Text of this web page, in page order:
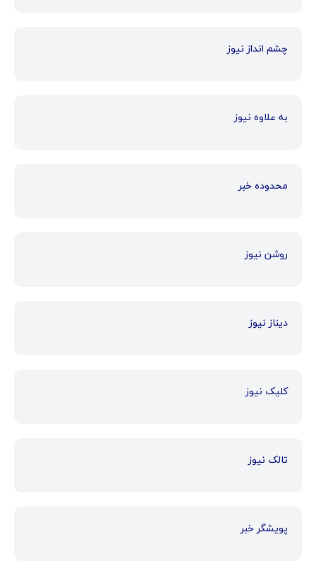
چشم انداز نیوز
به علاوه نیوز
محدوده خبر
روشن نیوز
دیناز نیوز
کلیک نیوز
تالک نیوز
پویشگر خبر